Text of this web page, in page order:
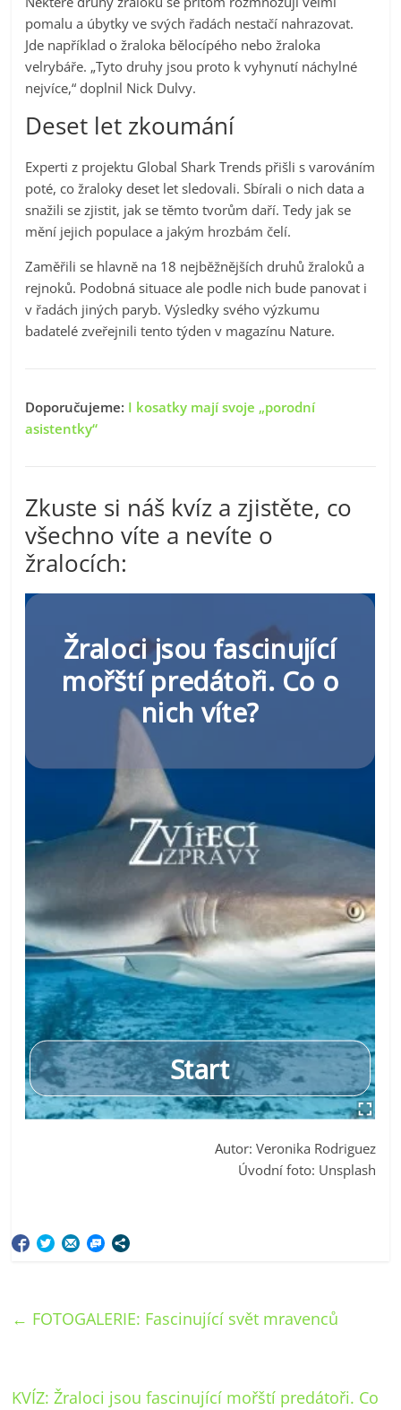
pomalu a úbytky ve svých řadách nestačí nahrazovat.
Jde například o žraloka bělocípého nebo žraloka
velrybáře. „Tyto druhy jsou proto k vyhynutí náchylné
nejvíce,“ doplnil Nick Dulvy.
Deset let zkoumání
Experti z projektu Global Shark Trends přišli s varováním
poté, co žraloky deset let sledovali. Sbírali o nich data a
snažili se zjistit, jak se těmto tvorům daří. Tedy jak se
mění jejich populace a jakým hrozbám čelí.
Zaměřili se hlavně na 18 nejběžnějších druhů žraloků a
rejnoků. Podobná situace ale podle nich bude panovat i
v řadách jiných paryb. Výsledky svého výzkumu
badatelé zveřejnili tento týden v magazínu Nature.
Doporučujeme: I kosatky mají svoje „porodní
asistentky“
Zkuste si náš kvíz a zjistěte, co
všechno víte a nevíte o
žralocích:
Autor: Veronika Rodriguez
Úvodní foto: Unsplash
← FOTOGALERIE: Fascinující svět mravenců
KVÍZ: Žraloci jsou fascinující mořští predátoři. Co